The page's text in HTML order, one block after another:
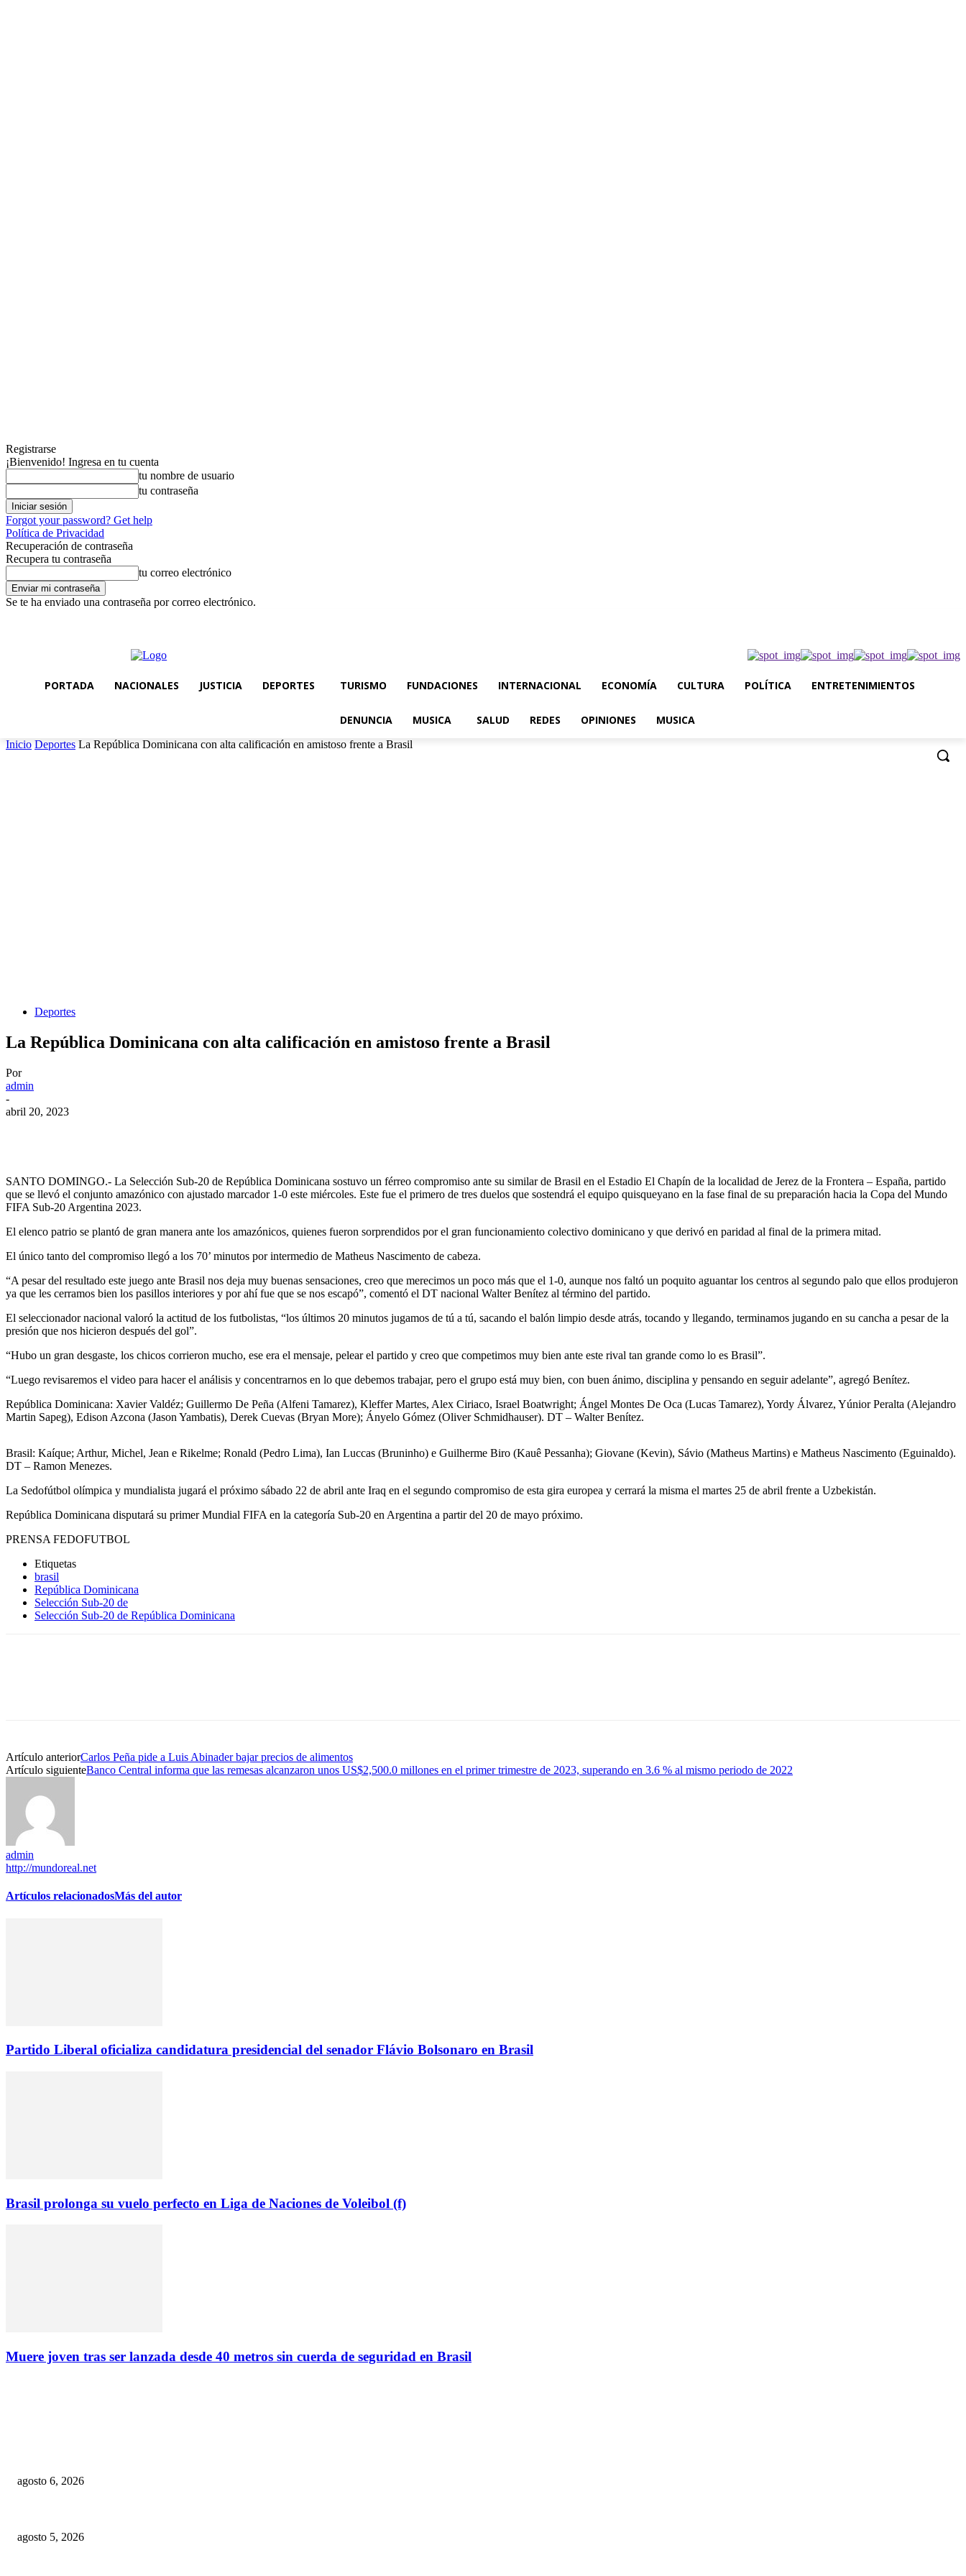
Registrarse
¡Bienvenido! Ingresa en tu cuenta
tu nombre de usuario
tu contraseña
Forgot your password? Get help
Política de Privacidad
Recuperación de contraseña
Recupera tu contraseña
tu correo electrónico
Se te ha enviado una contraseña por correo electrónico.
PORTADA NACIONALES JUSTICIA DEPORTES TURISMO FUNDACIONES INTERNACIONAL ECONOMÍA CULTURA POLÍTICA ENTRETENIMIENTOS
DENUNCIA MUSICA SALUD REDES OPINIONES MUSICA
Inicio Deportes La República Dominicana con alta calificación en amistoso frente a Brasil
Deportes
La República Dominicana con alta calificación en amistoso frente a Brasil
Por
admin
-
abril 20, 2023
SANTO DOMINGO.- La Selección Sub-20 de República Dominicana sostuvo un férreo compromiso ante su similar de Brasil en el Estadio El Chapín de la localidad de Jerez de la Frontera – España, partido
que se llevó el conjunto amazónico con ajustado marcador 1-0 este miércoles. Este fue el primero de tres duelos que sostendrá el equipo quisqueyano en la fase final de su preparación hacia la Copa del Mundo
FIFA Sub-20 Argentina 2023.
El elenco patrio se plantó de gran manera ante los amazónicos, quienes fueron sorprendidos por el gran funcionamiento colectivo dominicano y que derivó en paridad al final de la primera mitad.
El único tanto del compromiso llegó a los 70’ minutos por intermedio de Matheus Nascimento de cabeza.
“A pesar del resultado este juego ante Brasil nos deja muy buenas sensaciones, creo que merecimos un poco más que el 1-0, aunque nos faltó un poquito aguantar los centros al segundo palo que ellos produjeron
ya que les cerramos bien los pasillos interiores y por ahí fue que se nos escapó”, comentó el DT nacional Walter Benítez al término del partido.
El seleccionador nacional valoró la actitud de los futbolistas, “los últimos 20 minutos jugamos de tú a tú, sacando el balón limpio desde atrás, tocando y llegando, terminamos jugando en su cancha a pesar de la
presión que nos hicieron después del gol”.
“Hubo un gran desgaste, los chicos corrieron mucho, ese era el mensaje, pelear el partido y creo que competimos muy bien ante este rival tan grande como lo es Brasil”.
“Luego revisaremos el video para hacer el análisis y concentrarnos en lo que debemos trabajar, pero el grupo está muy bien, con buen ánimo, disciplina y pensando en seguir adelante”, agregó Benítez.
República Dominicana: Xavier Valdéz; Guillermo De Peña (Alfeni Tamarez), Kleffer Martes, Alex Ciriaco, Israel Boatwright; Ángel Montes De Oca (Lucas Tamarez), Yordy Álvarez, Yúnior Peralta (Alejandro
Martin Sapeg), Edison Azcona (Jason Yambatis), Derek Cuevas (Bryan More); Ányelo Gómez (Oliver Schmidhauser). DT – Walter Benítez.
Brasil: Kaíque; Arthur, Michel, Jean e Rikelme; Ronald (Pedro Lima), Ian Luccas (Bruninho) e Guilherme Biro (Kauê Pessanha); Giovane (Kevin), Sávio (Matheus Martins) e Matheus Nascimento (Eguinaldo).
DT – Ramon Menezes.
La Sedofútbol olímpica y mundialista jugará el próximo sábado 22 de abril ante Iraq en el segundo compromiso de esta gira europea y cerrará la misma el martes 25 de abril frente a Uzbekistán.
República Dominicana disputará su primer Mundial FIFA en la categoría Sub-20 en Argentina a partir del 20 de mayo próximo.
PRENSA FEDOFUTBOL
Etiquetas
brasil
República Dominicana
Selección Sub-20 de
Selección Sub-20 de República Dominicana
Artículo anteriorCarlos Peña pide a Luis Abinader bajar precios de alimentos
Artículo siguienteBanco Central informa que las remesas alcanzaron unos US$2,500.0 millones en el primer trimestre de 2023, superando en 3.6 % al mismo periodo de 2022
admin
http://mundoreal.net
Artículos relacionadosMás del autor
Partido Liberal oficializa candidatura presidencial del senador Flávio Bolsonaro en Brasil
Brasil prolonga su vuelo perfecto en Liga de Naciones de Voleibol (f)
Muere joven tras ser lanzada desde 40 metros sin cuerda de seguridad en Brasil
agosto 6, 2026
agosto 5, 2026